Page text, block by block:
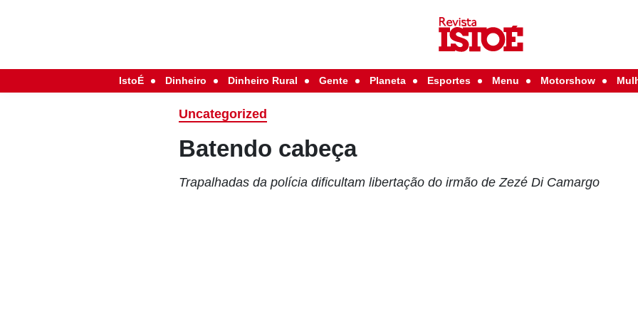
IstoÉ Dinheiro Dinheiro Rural Gente Planeta Esportes Menu Motorshow
Uncategorized
Batendo cabeça
Trapalhadas da polícia dificultam libertação do irmão de Zezé Di Camargo